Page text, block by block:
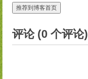
推荐到博客首页
评论 (0 个评论)